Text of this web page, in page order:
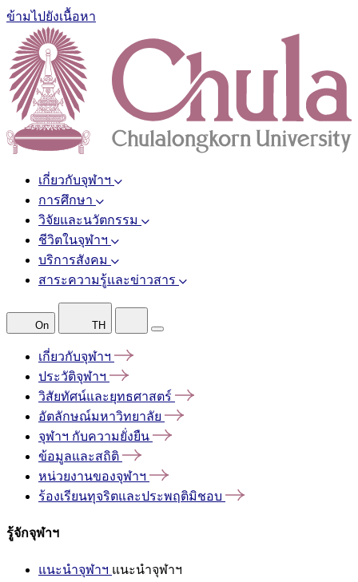
ข้ามไปยังเนื้อหา
เกี่ยวกับจุฬาฯ
การศึกษา
วิจัยและนวัตกรรม
ชีวิตในจุฬาฯ
บริการสังคม
สาระความรู้และข่าวสาร
On TH
เกี่ยวกับจุฬาฯ
ประวัติจุฬาฯ
วิสัยทัศน์และยุทธศาสตร์
อัตลักษณ์มหาวิทยาลัย
จุฬาฯ กับความยั่งยืน
ข้อมูลและสถิติ
หน่วยงานของจุฬาฯ
ร้องเรียนทุจริตและประพฤติมิชอบ
รู้จักจุฬาฯ
แนะนำจุฬาฯ แนะนำจุฬาฯ